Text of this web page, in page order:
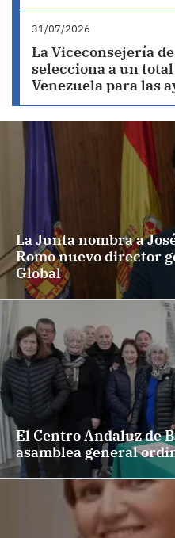
31/07/2026
La Viceconsejería
selecciona a un
Venezuela para las
La Junta nombra a
Romo nuevo director
Global
El Centro Andaluz de
asamblea general